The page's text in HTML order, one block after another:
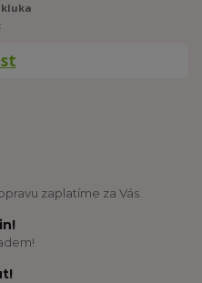
zaplatíme za Vás.